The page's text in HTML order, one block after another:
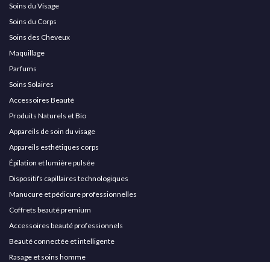
Soins du Visage
Soins du Corps
Soins des Cheveux
Maquillage
Parfums
Soins Solaires
Accessoires Beauté
Produits Naturels et Bio
Appareils de soin du visage
Appareils esthétiques corps
Épilation et lumière pulsée
Dispositifs capillaires technologiques
Manucure et pédicure professionnelles
Coffrets beauté premium
Accessoires beauté professionnels
Beauté connectée et intelligente
Rasage et soins homme